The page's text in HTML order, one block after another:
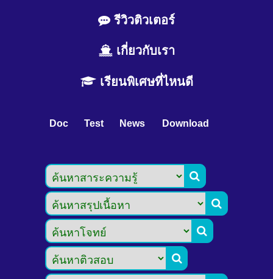
รีวิวติวเตอร์
เกี่ยวกับเรา
เรียนพิเศษที่ไหนดี
Doc Test News Download



